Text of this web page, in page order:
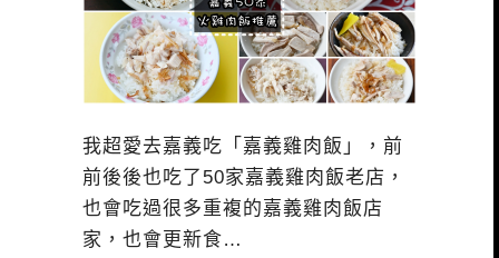
我超愛去嘉義吃「嘉義雞肉飯」，前
前後後也吃了50家嘉義雞肉飯老店，
也會吃過很多重複的嘉義雞肉飯店
家，也會更新食…